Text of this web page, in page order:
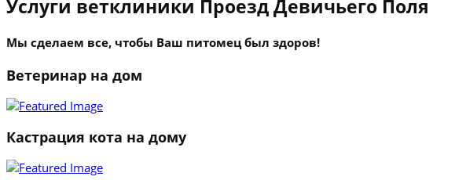
Услуги ветклиники Проезд Девичьего Поля
Мы сделаем все, чтобы Ваш питомец был здоров!
Ветеринар на дом
Кастрация кота на дому